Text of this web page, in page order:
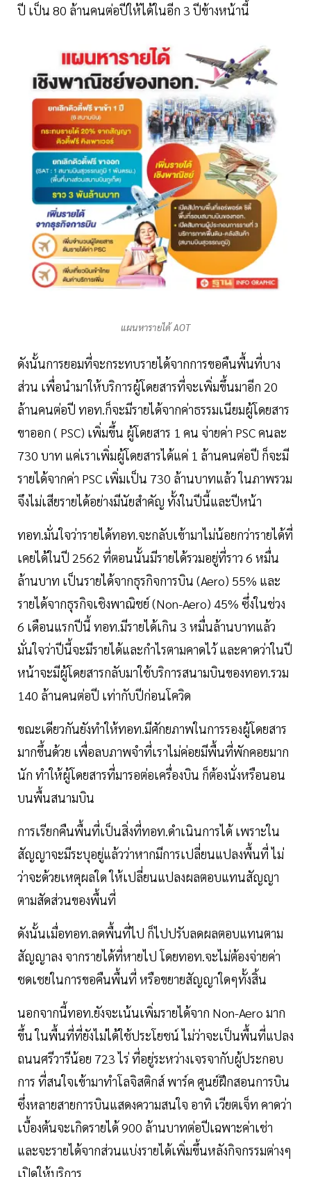
ปี เป็น 80 ล้านคนต่อปีให้ได้ในอีก 3 ปีข้างหน้านี้
แผนหารายได้ AOT
ดังนั้นการยอมที่จะกระทบรายได้จากการขอคืนพื้นที่บาง
ส่วน เพื่อนำมาให้บริการผู้โดยสารที่จะเพิ่มขึ้นมาอีก 20
ล้านคนต่อปี ทอท.ก็จะมีรายได้จากค่าธรรมเนียมผู้โดยสาร
ขาออก ( PSC) เพิ่มขึ้น ผู้โดยสาร 1 คน จ่ายค่า PSC คนละ
730 บาท แค่เราเพิ่มผู้โดยสารได้แค่ 1 ล้านคนต่อปี ก็จะมี
รายได้จากค่า PSC เพิ่มเป็น 730 ล้านบาทแล้ว ในภาพรวม
จึงไม่เสียรายได้อย่างมีนัยสำคัญ ทั้งในปีนี้และปีหน้า
ทอท.มั่นใจว่ารายได้ทอท.จะกลับเข้ามาไม่น้อยกว่ารายได้ที่
เคยได้ในปี 2562 ที่ตอนนั้นมีรายได้รวมอยู่ที่ราว 6 หมื่น
ล้านบาท เป็นรายได้จากธุรกิจการบิน (Aero) 55% และ
รายได้จากธุรกิจเชิงพาณิชย์ (Non-Aero) 45% ซึ่งในช่วง
6 เดือนแรกปีนี้ ทอท.มีรายได้เกิน 3 หมื่นล้านบาทแล้ว
มั่นใจว่าปีนี้จะมีรายได้และกำไรตามคาดไว้ และคาดว่าในปี
หน้าจะมีผู้โดยสารกลับมาใช้บริการสนามบินของทอท.รวม
140 ล้านคนต่อปี เท่ากับปีก่อนโควิด
ขณะเดียวกันยังทำให้ทอท.มีศักยภาพในการรองผู้โดยสาร
มากขึ้นด้วย เพื่อลบภาพจำที่เราไม่ค่อยมีพื้นที่พักคอยมาก
นัก ทำให้ผู้โดยสารที่มารอต่อเครื่องบิน ก็ต้องนั่งหรือนอน
บนพื้นสนามบิน
การเรียกคืนพื้นที่เป็นสิ่งที่ทอท.ดำเนินการได้ เพราะใน
สัญญาจะมีระบุอยู่แล้วว่าหากมีการเปลี่ยนแปลงพื้นที่ ไม่
ว่าจะด้วยเหตุผลใด ให้เปลี่ยนแปลงผลตอบแทนสัญญา
ตามสัดส่วนของพื้นที่
ดังนั้นเมื่อทอท.ลดพื้นที่ไป ก็ไปปรับลดผลตอบแทนตาม
สัญญาลง จากรายได้ที่หายไป โดยทอท.จะไม่ต้องจ่ายค่า
ชดเชยในการขอคืนพื้นที่ หรือขยายสัญญาใดๆทั้งสิ้น
นอกจากนี้ทอท.ยังจะเน้นเพิ่มรายได้จาก Non-Aero มาก
ขึ้น ในพื้นที่ที่ยังไม่ได้ใช้ประโยชน์ ไม่ว่าจะเป็นพื้นที่แปลง
ถนนศรีวารีน้อย 723 ไร่ ที่อยู่ระหว่างเจรจากับผู้ประกอบ
การ ที่สนใจเข้ามาทำโลจิสติกส์ พาร์ค ศูนย์ฝึกสอนการบิน
ซึ่งหลายสายการบินแสดงความสนใจ อาทิ เวียตเจ็ท คาดว่า
เบื้องต้นจะเกิดรายได้ 900 ล้านบาทต่อปีเฉพาะค่าเช่า
และจะรายได้จากส่วนแบ่งรายได้เพิ่มขึ้นหลังกิจกรรมต่างๆ
เปิดให้บริการ